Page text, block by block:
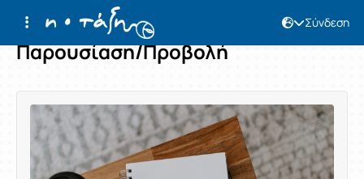
Σύνδεση
Παρουσίαση/Προβολή